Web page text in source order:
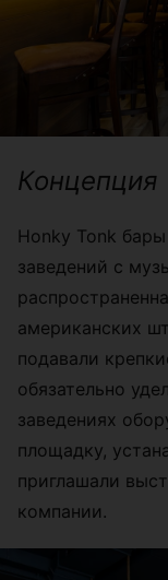
Концепция
Honky Tonk
заведений с
американских
подавали
обязательно
заведениях
площадку,
приглашали
компании.